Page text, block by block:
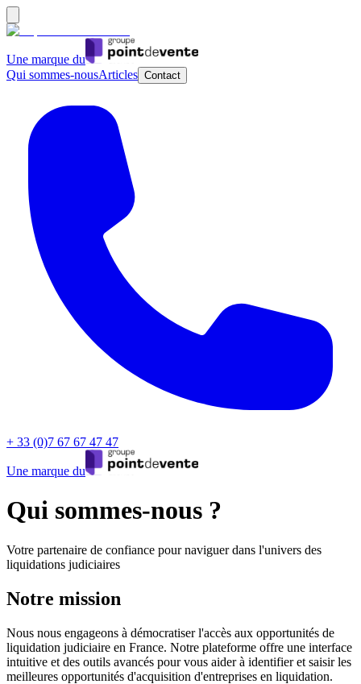
Une marque du
Qui sommes-nousArticles Contact
+ 33 (0)7 67 67 47 47
Une marque du
Qui sommes-nous ?
Votre partenaire de confiance pour naviguer dans l'univers des
liquidations judiciaires
Notre mission
Nous nous engageons à démocratiser l'accès aux opportunités de
liquidation judiciaire en France. Notre plateforme offre une interface
intuitive et des outils avancés pour vous aider à identifier et saisir les
meilleures opportunités d'acquisition d'entreprises en liquidation.